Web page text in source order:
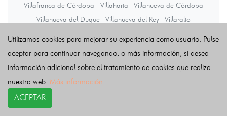
Villafranca de Córdoba
Villaharta
Villanueva de Córdoba
Villanueva del Duque
Villanueva del Rey
Villaralto
Villaviciosa de Córdoba
Últimas noticias
Utilizamos cookies para mejorar su experiencia como usuario. Pulse
aceptar para continuar navegando, o más información, si desea
información adicional sobre el tratamiento de cookies que realiza
nuestra web. Más información
ACEPTAR